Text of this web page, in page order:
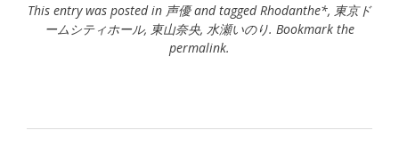
This entry was posted in 声優and taggedRhodanthe*, 東京ド
ームシティホール, 東山奈央, 水瀬いのり. Bookmark the
permalink.